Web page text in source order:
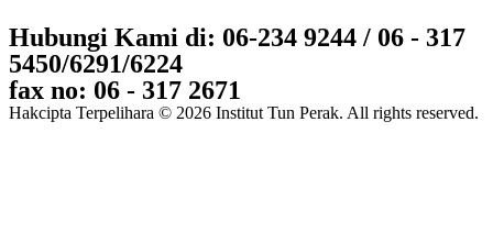
Hubungi Kami di: 06-234 9244 / 06 - 317
5450/6291/6224
fax no: 06 - 317 2671
Hakcipta Terpelihara © 2026 Institut Tun Perak. All rights reserved.